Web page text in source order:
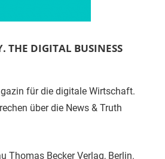
THE DIGITAL BUSINESS
für die digitale Wirtschaft.
über die News & Truth
Thomas Becker Verlag, Berlin.